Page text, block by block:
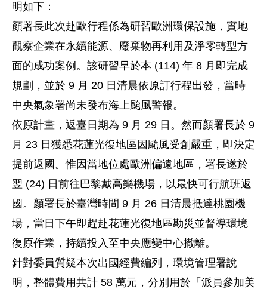
明如下：
顏署長此次赴歐行程係為研習歐洲環保設施，實地
觀察企業在永續能源、廢棄物再利用及淨零轉型方
面的成功案例。該研習早於本 (114) 年 8 月即完成
規劃，並於 9 月 20 日清晨依原訂行程出發，當時
中央氣象署尚未發布海上颱風警報。
依原計畫，返臺日期為 9 月 29 日。然而顏署長於 9
月 23 日獲悉花蓮光復地區因颱風受創嚴重，即決定
提前返國。惟因當地位處歐洲偏遠地區，署長遂於
翌 (24) 日前往巴黎戴高樂機場，以最快可行航班返
國。顏署長於臺灣時間 9 月 26 日清晨抵達桃園機
場，當日下午即趕赴花蓮光復地區勘災並督導環境
復原作業，持續投入至中央應變中心撤離。
針對委員質疑本次出國經費編列，環境管理署說
明，整體費用共計 58 萬元，分別用於「派員參加美